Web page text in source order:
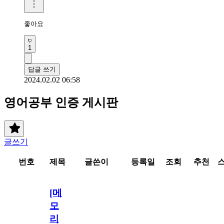
좋아요
1
답글 쓰기
2024.02.02 06:58
영어공부 인증 게시판
글쓰기
번호 제목 글쓴이 등록일 조회 추천
[메
모
리